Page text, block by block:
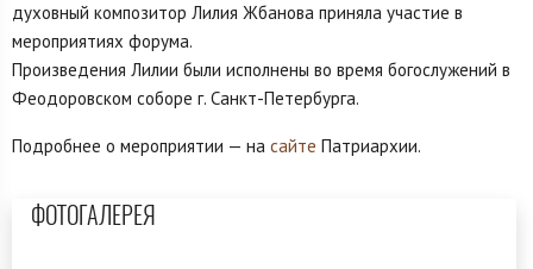
духовный композитор Лилия Жбанова приняла участие в
мероприятиях форума.
Произведения Лилии были исполнены во время богослужений в
Феодоровском соборе г. Санкт-Петербурга.
Подробнее о мероприятии — на сайте Патриархии.
ФОТОГАЛЕРЕЯ